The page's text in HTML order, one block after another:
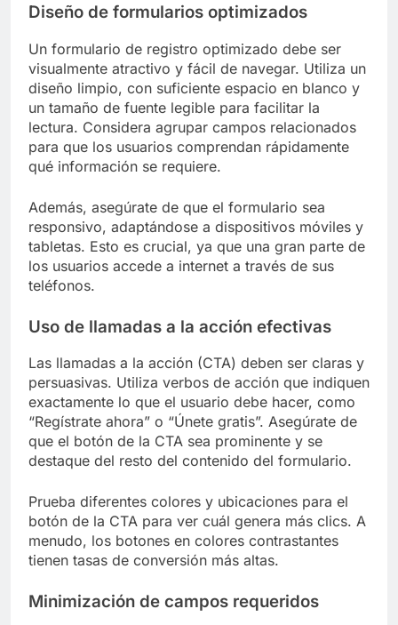
Diseño de formularios optimizados
Un formulario de registro optimizado debe ser
visualmente atractivo y fácil de navegar. Utiliza un
diseño limpio, con suficiente espacio en blanco y
un tamaño de fuente legible para facilitar la
lectura. Considera agrupar campos relacionados
para que los usuarios comprendan rápidamente
qué información se requiere.
Además, asegúrate de que el formulario sea
responsivo, adaptándose a dispositivos móviles y
tabletas. Esto es crucial, ya que una gran parte de
los usuarios accede a internet a través de sus
teléfonos.
Uso de llamadas a la acción efectivas
Las llamadas a la acción (CTA) deben ser claras y
persuasivas. Utiliza verbos de acción que indiquen
exactamente lo que el usuario debe hacer, como
“Regístrate ahora” o “Únete gratis”. Asegúrate de
que el botón de la CTA sea prominente y se
destaque del resto del contenido del formulario.
Prueba diferentes colores y ubicaciones para el
botón de la CTA para ver cuál genera más clics. A
menudo, los botones en colores contrastantes
tienen tasas de conversión más altas.
Minimización de campos requeridos